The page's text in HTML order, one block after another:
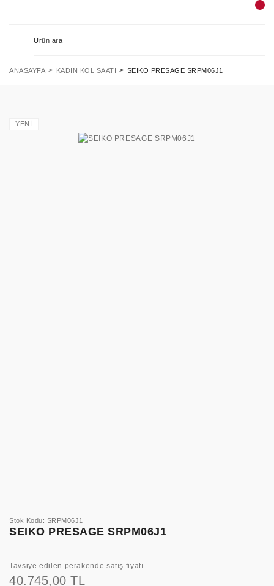
ANASAYFA KADIN KOL SAATI SEIKO PRESAGE SRPM06J1
YENİ
Stok Kodu: SRPM06J1
SEIKO PRESAGE SRPM06J1
Tavsiye edilen perakende satış fiyatı
40.745,00 TL